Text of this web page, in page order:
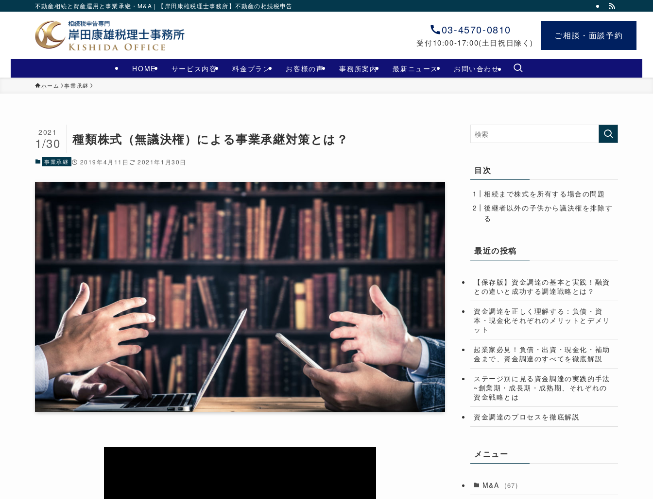
不動産相続と資産運用と事業承継・M&A | 【岸田康雄税理士事務所】不動産の相続税申告
HOME サービス内容 料金プラン お客様の声 事務所案内 最新ニュース お問い合わせ
03-4570-0810
受付10:00-17:00(土日祝日除く)
ご相談・面談予約
ホーム 事業承継
種類株式（無議決権）による事業承継対策とは？
2021
1/30
事業承継 2019年4月11日 2021年1月30日
目次
相続まで株式を所有する場合の問題
後継者以外の子供から議決権を排除す
る
最近の投稿
【保存版】資金調達の基本と実践！融資
との違いと成功する調達戦略とは？
資金調達を正しく理解する：負債・資
本・現金化それぞれのメリットとデメリ
ット
起業家必見！負債・出資・現金化・補助
金まで、資金調達のすべてを徹底解説
ステージ別に見る資金調達の実践的手法
~創業期・成長期・成熟期、それぞれの
資金戦略とは
資金調達のプロセスを徹底解説
メニュー
M&A (67)